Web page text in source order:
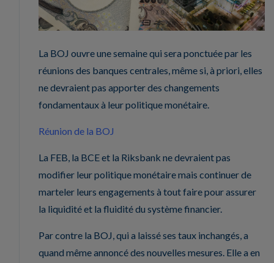
La BOJ ouvre une semaine qui sera ponctuée par les
réunions des banques centrales, même si, à priori, elles
ne devraient pas apporter des changements
fondamentaux à leur politique monétaire.
Réunion de la BOJ
La FEB, la BCE et la Riksbank ne devraient pas
modifier leur politique monétaire mais continuer de
marteler leurs engagements à tout faire pour assurer
la liquidité et la fluidité du système financier.
Par contre la BOJ, qui a laissé ses taux inchangés, a
quand même annoncé des nouvelles mesures. Elle a en